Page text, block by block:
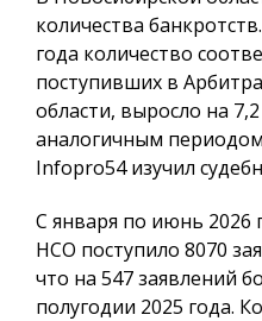
количества
года количество
поступивших в
области, выросло на
аналогичным
Infopro54изучил
С января по июнь 2026
НСО поступило 8070
что на 547 заявлений
полугодии 2025 года.